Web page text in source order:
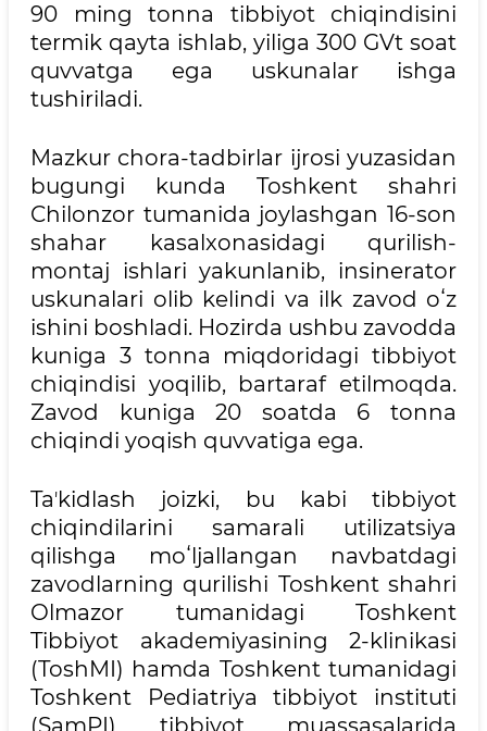
90 ming tonna tibbiyot chiqindisini
termik qayta ishlab, yiliga 300 GVt soat
quvvatga ega uskunalar ishga
tushiriladi.
Mazkur chora-tadbirlar ijrosi yuzasidan
bugungi kunda Toshkent shahri
Chilonzor tumanida joylashgan 16-son
shahar kasalxonasidagi qurilish-
montaj ishlari yakunlanib, insinerator
uskunalari olib kelindi va ilk zavod oʻz
ishini boshladi. Hozirda ushbu zavodda
kuniga 3 tonna miqdoridagi tibbiyot
chiqindisi yoqilib, bartaraf etilmoqda.
Zavod kuniga 20 soatda 6 tonna
chiqindi yoqish quvvatiga ega.
Taʼkidlash joizki, bu kabi tibbiyot
chiqindilarini samarali utilizatsiya
qilishga moʻljallangan navbatdagi
zavodlarning qurilishi Toshkent shahri
Olmazor tumanidagi Toshkent
Tibbiyot akademiyasining 2-klinikasi
(ToshMI) hamda Toshkent tumanidagi
Toshkent Pediatriya tibbiyot instituti
(SamPI) tibbiyot muassasalarida